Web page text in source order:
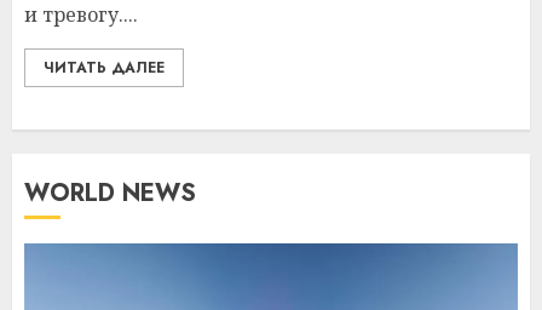
и тревогу....
ЧИТАТЬ ДАЛЕЕ
WORLD NEWS